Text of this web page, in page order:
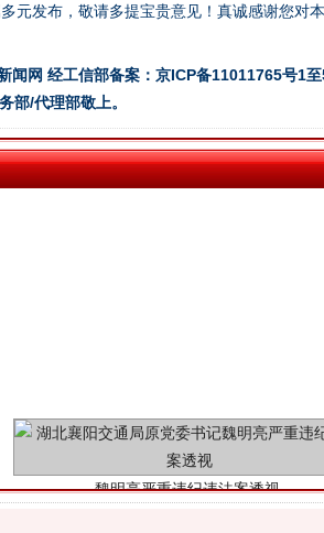
元发布，敬请多提宝贵意见！真诚感谢您对
闻网 经工信部备案：京ICP备11011765号1
部/代理部敬上。